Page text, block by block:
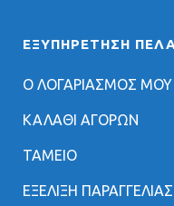
ΕΞΥΠΗΡΈΤΗΣΗ
Ο ΛΟΓΑΡΙΑΣΜΟΣ ΜΟΥ
ΚΑΛΑΘΙ ΑΓΟΡΩΝ
ΤΑΜΕΙΟ
ΕΞΕΛΙΞΗ ΠΑΡΑΓΓΕΛΙΑΣ